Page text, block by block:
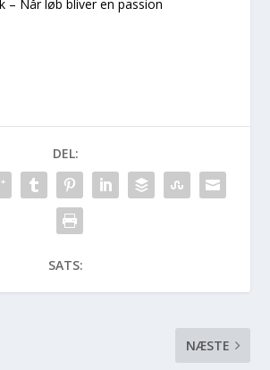
– Når løb bliver en passion
DEL:
SATS:
NÆSTE